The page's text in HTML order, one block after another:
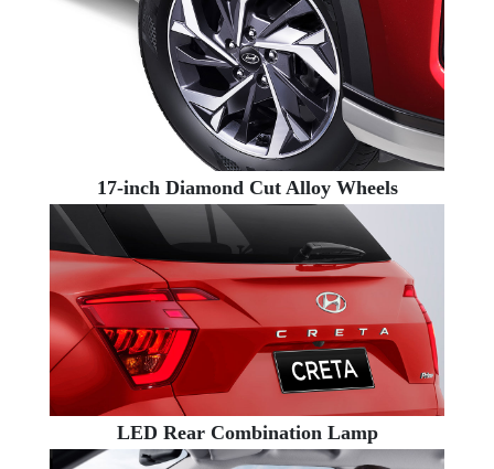
17-inch Diamond Cut Alloy Wheels
LED Rear Combination Lamp